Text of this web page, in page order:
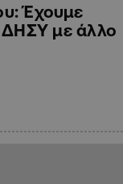
Έχουμε
ΔΗΣΥ με άλλο